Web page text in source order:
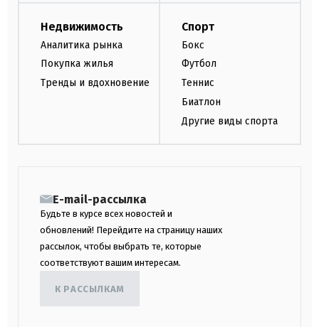
Недвижимость
Аналитика рынка
Покупка жилья
Тренды и вдохновение
Спорт
Бокс
Футбол
Теннис
Биатлон
Другие виды спорта
E-mail-рассылка
Будьте в курсе всех новостей и
обновлений! Перейдите на страницу наших
рассылок, чтобы выбрать те, которые
соответствуют вашим интересам.
К РАССЫЛКАМ